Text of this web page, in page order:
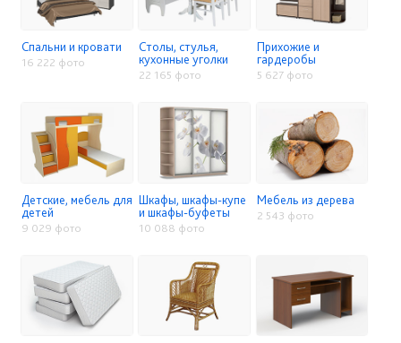
Спальни и кровати
16 222 фото
Столы, стулья,
кухонные уголки
22 165 фото
Прихожие и
гардеробы
5 627 фото
Детские, мебель для
детей
9 029 фото
Шкафы, шкафы-купе
и шкафы-буфеты
10 088 фото
Мебель из дерева
2 543 фото